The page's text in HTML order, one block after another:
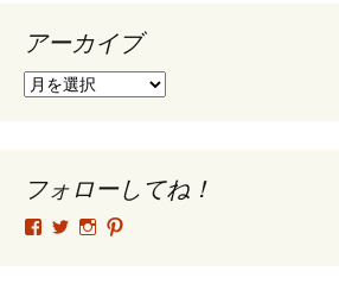
アーカイブ
ア
ブ
フォローしてね！
tsutomu.hattori.33
SottakuninMoai
tsutomu.hattori.33